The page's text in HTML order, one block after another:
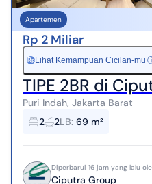
Apartemen
Rp 2 Miliar
Rp Lihat Kemampuan Cicilan-mu
TIPE 2BR di
Puri Indah, Jakarta Barat
2
2LB: 69 m²
Diperbarui 16 jam yang lalu
Ciputra Group